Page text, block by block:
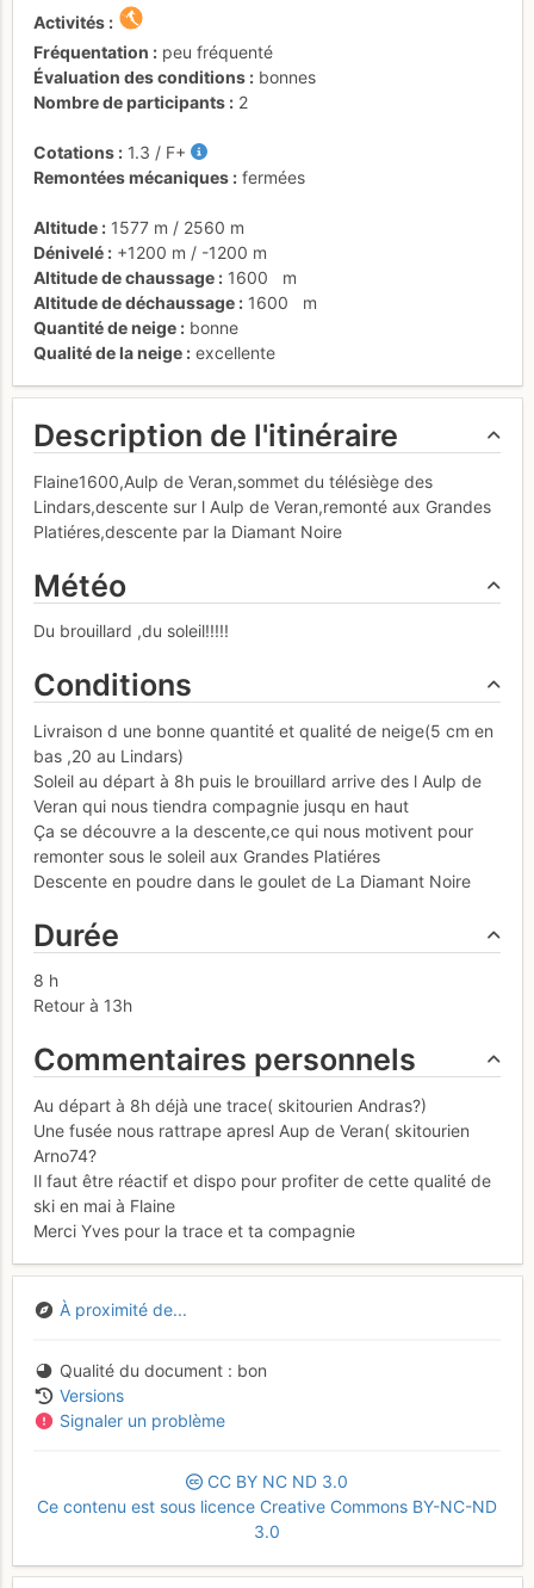
Activités
Fréquentation
peu fréquenté
Évaluation des conditions
bonnes
Nombre de participants
2
Cotations 1.3 / F+
Remontées mécaniques
fermées
Altitude 1577 m / 2560 m
Dénivelé
+1200 m / -1200 m
Altitude de chaussage
1600
m
Altitude de déchaussage
1600
m
Quantité de neige
bonne
Qualité de la neige
excellente
Description de l'itinéraire
Flaine1600,Aulp de Veran,sommet du télésiège des
Lindars,descente sur l Aulp de Veran,remonté aux Grandes
Platiéres,descente par la Diamant Noire
Météo
Du brouillard ,du soleil!!!!!
Conditions
Livraison d une bonne quantité et qualité de neige(5 cm en
bas ,20 au Lindars)
Soleil au départ à 8h puis le brouillard arrive des l Aulp de
Veran qui nous tiendra compagnie jusqu en haut
Ça se découvre a la descente,ce qui nous motivent pour
remonter sous le soleil aux Grandes Platiéres
Descente en poudre dans le goulet de La Diamant Noire
Durée
8 h
Retour à 13h
Commentaires personnels
Au départ à 8h déjà une trace( skitourien Andras?)
Une fusée nous rattrape apresl Aup de Veran( skitourien
Arno74?
Il faut être réactif et dispo pour profiter de cette qualité de
ski en mai à Flaine
Merci Yves pour la trace et ta compagnie
À proximité de...
Qualité du document
bon
Versions
Signaler un problème
CC BY NC ND 3.0
Ce contenu est sous licence Creative Commons BY-NC-ND
3.0